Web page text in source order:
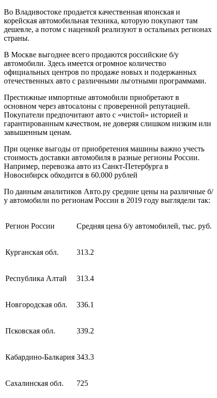
Во Владивостоке продается качественная японская и
корейская автомобильная техника, которую покупают там
дешевле, а потом с наценкой реализуют в остальных регионах
страны.
В Москве выгоднее всего продаются российские б/у
автомобили. Здесь имеется огромное количество
официальных центров по продаже новых и подержанных
отечественных авто с различными льготными программами.
Престижные импортные автомобили приобретают в
основном через автосалоны с проверенной репутацией.
Покупатели предпочитают авто с «чистой» историей и
гарантированным качеством, не доверяя слишком низким или
завышенным ценам.
При оценке выгоды от приобретения машины важно учесть
стоимость доставки автомобиля в разные регионы России.
Например, перевозка авто из Санкт-Петербурга в
Новосибирск обходится в 60.000 рублей
По данным аналитиков Авто.ру средние цены на различные б/
у автомобили по регионам России в 2019 году выглядели так:
Регион России Средняя цена б/у автомобилей, тыс. руб.
Курганская обл. 313.2
Республика Алтай 313.4
Новгородская обл. 336.1
Псковская обл. 339.2
Кабардино-Балкария 343.3
Сахалинская обл. 725